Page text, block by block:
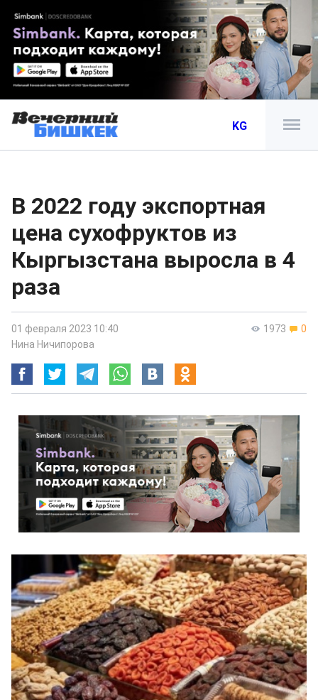
KG
В 2022 году экспортная
цена сухофруктов из
Кыргызстана выросла в 4
раза
1973 0
01 февраля 2023 10:40
Нина Ничипорова